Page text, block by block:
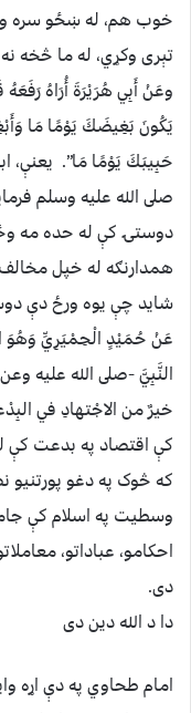
خوب هم، له ښځو سره
تېرى وکړي، له ما څخه
وعَنْ أَبِي هُرَيْرَةَ أُرَاهُ
يَكُونَ بَغِيضَكَ يَوْمًا مَا
حَبِيبَكَ يَوْمًا مَا”. يعنې،
صلى الله عليه وسلم
دوستۍ کې له حده مه
همدارنګه له خپل
شايد چې يوه ورځ دې
عَنْ حُمَيْدٍ الْحِمْيَرِيِّ وَهُوَ
النَّبِيَّ -صلى الله عليه
خيرٌ من الاجْتهادِ في
کې اقتصاد په بدعت کې
که څوک په دغو
وسطيت په اسلام کې
احکامو، عباداتو،
دى.
دا د الله دين دى
امام طحاوي په دې اړه